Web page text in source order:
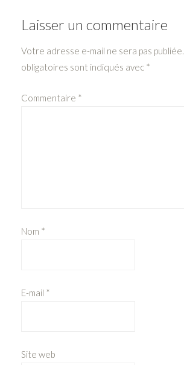
Laisser un commentaire
Votre adresse e-mail ne sera pas publiée.
obligatoires sont indiqués avec *
Commentaire *
Nom *
E-mail *
Site web